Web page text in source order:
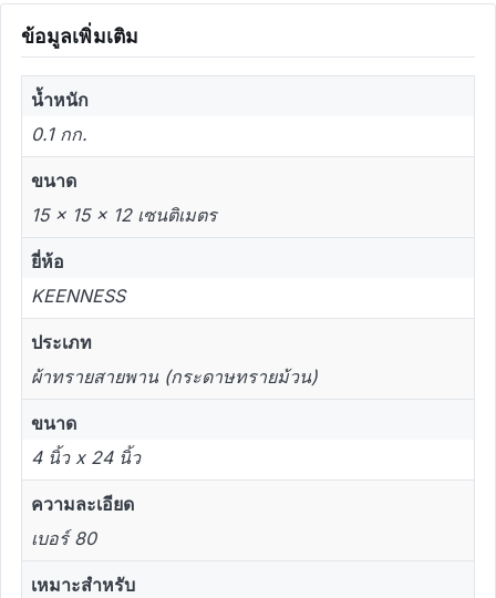
ข้อมูลเพิ่มเติม
น้ำหนัก
0.1 กก.
ขนาด
15 × 15 × 12 เซนติเมตร
ยี่ห้อ
KEENNESS
ประเภท
ผ้าทรายสายพาน (กระดาษทรายม้วน)
ขนาด
4 นิ้ว x 24 นิ้ว
ความละเอียด
เบอร์ 80
เหมาะสำหรับ